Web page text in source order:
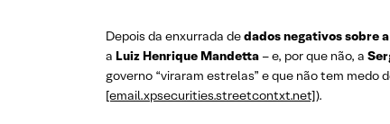
Depois da enxurrada dedados negativos sobre
a Luiz Henrique Mandetta – e, por que não, a
governo “viraram estrelas” e que não tem medo
[email.xpsecurities.streetcontxt.net]).